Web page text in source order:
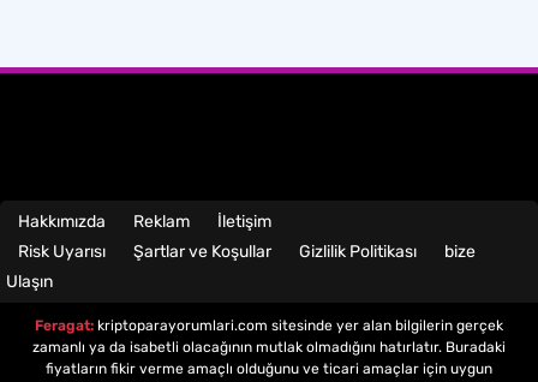
Hakkımızda Reklam
İletişim
Risk Uyarısı
Şartlar ve Koşullar Gizlilik Politikası
bize
Ulaşın
Feragat: kriptoparayorumlari.com sitesinde yer alan bilgilerin gerçek
zamanlı ya da isabetli olacağının mutlak olmadığını hatırlatır. Buradaki
fiyatların fikir verme amaçlı olduğunu ve ticari amaçlar için uygun